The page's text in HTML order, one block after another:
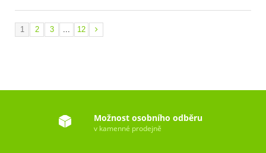
1 2 3 ... 12
Možnost osobního odběru
v kamenné prodejně